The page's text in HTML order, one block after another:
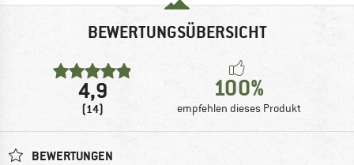
BEWERTUNGSÜBERSICHT
4,9
(14)
100%
empfehlen dieses Produkt
BEWERTUNGEN